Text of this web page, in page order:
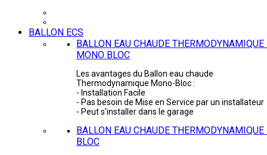
BALLON ECS
BALLON EAU CHAUDE THERMODYNAMIQUE
MONO BLOC
Les avantages du Ballon eau chaude
Thermodynamique Mono-Bloc :
- Installation Facile
- Pas besoin de Mise en Service par un installateur
- Peut s'installer dans le garage
BALLON EAU CHAUDE
BLOC